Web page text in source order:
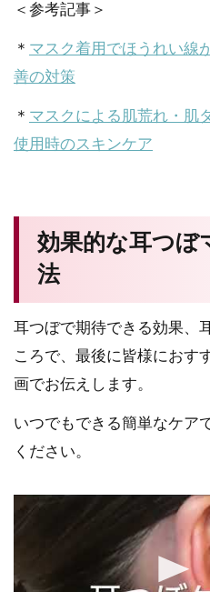
＜参考記事＞
＊ マスク着用でほうれい線
善の対策
＊ マスクによる肌荒れ・肌
使用時のスキンケア
効果的な耳つぼ
法
耳つぼで期待できる効果、
ころで、最後に皆様におす
画でお伝えします。
いつでもできる簡単なケア
ください。